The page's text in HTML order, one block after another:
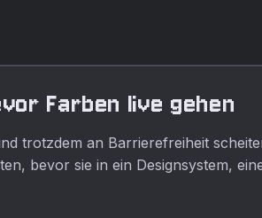
Farben live gehen
trotzdem an Barrierefreiheit
bevor sie in ein Designsystem,